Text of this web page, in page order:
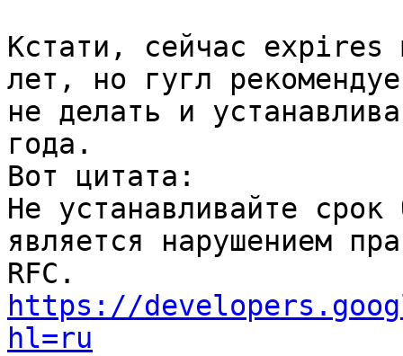
Кстати, сейчас expires
лет, но гугл
не делать и
года.
Вот цитата:
Не устанавливайте
является нарушением
https://
hl=ru